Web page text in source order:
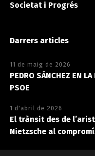
Societat i Progrés
Darrers articles
11 de maig de 2026
PEDRO SÁNCHEZ EN
PSOE
1 d'abril de 2026
El trànsit des de
Nietzsche al